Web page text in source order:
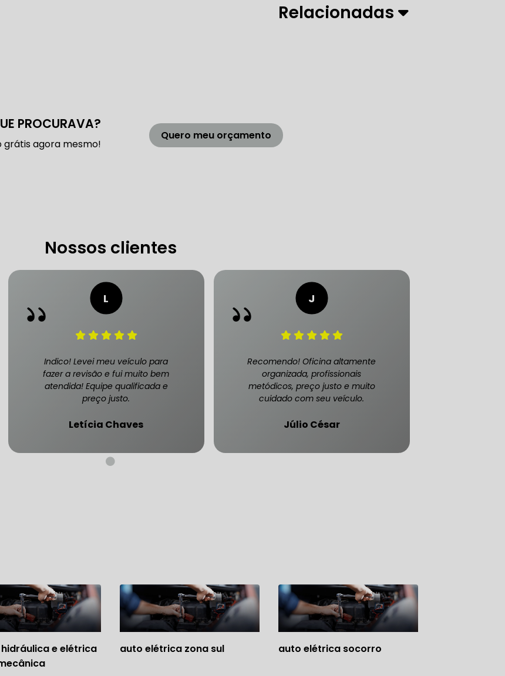
HIDRÁULICA CONSERTO DIREÇÃO HIDRÁULICA
FREIOS AUTOMOTIVOS
ESPECIALISTA EM FREIO AUTOMOTIVO FREIO DE AUTOMÓVEL
FREIO DO CARRO ZONA SUL
CONSERTO DE CARRO BLINDADO
CARROS BLINDADOS DE LUXO
OFICINA QUE ATENDE CARRO BLINDADO
SUSPENSÃO DE CARRO BLINDADO
DE AUTOMÓVEIS BLINDADOS
REVISÃO PREVENTIVA DE BLINDADOS
Relacionadas
PROCURAVA?
grátis agora mesmo!
Quero meu orçamento
Nossos clientes
Indico! Levei meu veículo para
fazer a revisão e fui muito bem
atendida! Equipe qualificada e
preço justo.
Letícia Chaves
Recomendo! Oficina altamente
organizada, profissionais
metódicos, preço justo e muito
cuidado com seu veículo.
Júlio César
e elétrica
auto elétrica zona sul auto elétrica socorro